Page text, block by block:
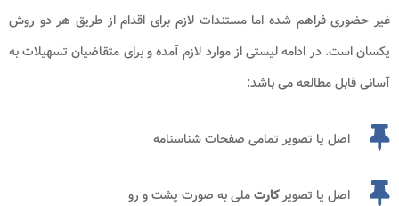
غیر حضوری فراهم شده اما مستندات لازم برای اقدام از طریق هر دو روش
یکسان است. در ادامه لیستی از موارد لازم آمده و برای متقاضیان تسهیلات به
آسانی قابل مطالعه می باشد:
اصل یا تصویر تمامی صفحات شناسنامه
اصل یا تصویرکارتملی به صورت پشت و رو